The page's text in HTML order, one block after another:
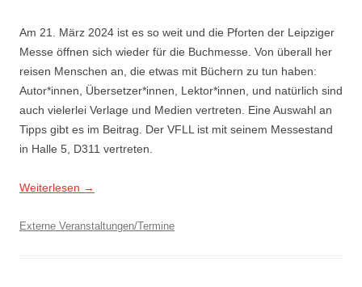
Am 21. März 2024 ist es so weit und die Pforten der Leipziger
Messe öffnen sich wieder für die Buchmesse. Von überall her
reisen Menschen an, die etwas mit Büchern zu tun haben:
Autor*innen, Übersetzer*innen, Lektor*innen, und natürlich sind
auch vielerlei Verlage und Medien vertreten. Eine Auswahl an
Tipps gibt es im Beitrag. Der VFLL ist mit seinem Messestand
in Halle 5, D311 vertreten.
Weiterlesen →
Externe Veranstaltungen/Termine